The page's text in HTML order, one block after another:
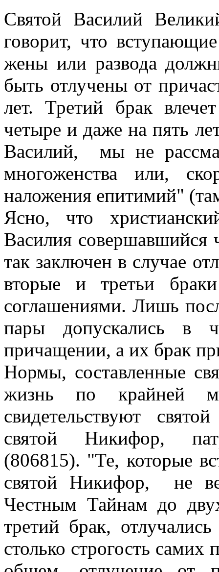
Святой Василий
говорит, что
жены или развода
быть отлучены от
лет. Третий брак
четыре и даже на пять
Василий, мы не
многоженства или,
наложения епитимий"
Ясно, что
Василия совершавшийся
так заключен в случае
вторые и третьи
соглашениями. Лишь
пары допускались в
причащении, а их брак
Нормы, составленные
жизнь по
свидетельствуют
святой Никифор,
(806815). "Те, которые
святой Никифор, не
Честным Тайнам до
третий брак,
столько строгость